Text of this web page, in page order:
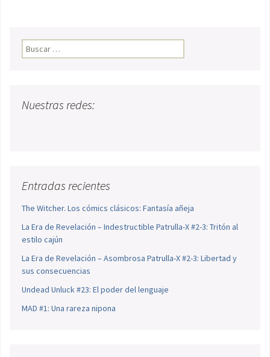
Buscar:
Nuestras redes:
Entradas recientes
The Witcher. Los cómics clásicos: Fantasía añeja
La Era de Revelación – Indestructible Patrulla-X #2-3: Tritón al
estilo cajún
La Era de Revelación – Asombrosa Patrulla-X #2-3: Libertad y
sus consecuencias
Undead Unluck #23: El poder del lenguaje
MAD #1: Una rareza nipona